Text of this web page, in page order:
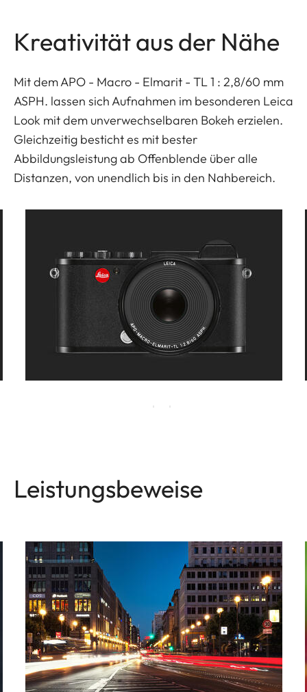
Kreativität aus der Nähe
Mit dem APO - Macro - Elmarit - TL 1 : 2,8/60 mm
ASPH. lassen sich Aufnahmen im besonderen Leica
Look mit dem unverwechselbaren Bokeh erzielen.
Gleichzeitig besticht es mit bester
Abbildungsleistung ab Offenblende über alle
Distanzen, von unendlich bis in den Nahbereich.
Leistungsbeweise